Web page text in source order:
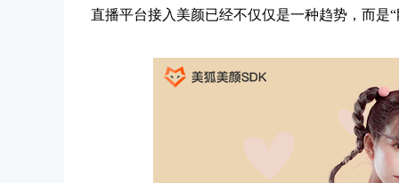
直播平台接入美颜已经不仅仅是一种趋势，而是“